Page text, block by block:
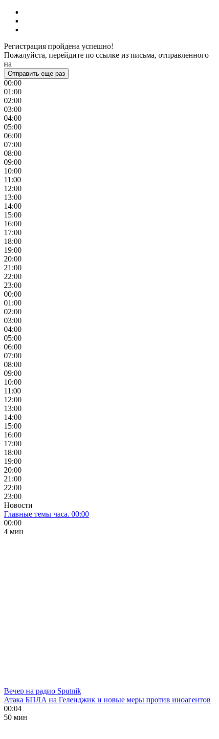
Регистрация пройдена успешно!
Пожалуйста, перейдите по ссылке из письма, отправленного
на
Отправить еще раз
00:00
01:00
02:00
03:00
04:00
05:00
06:00
07:00
08:00
09:00
10:00
11:00
12:00
13:00
14:00
15:00
16:00
17:00
18:00
19:00
20:00
21:00
22:00
23:00
00:00
01:00
02:00
03:00
04:00
05:00
06:00
07:00
08:00
09:00
10:00
11:00
12:00
13:00
14:00
15:00
16:00
17:00
18:00
19:00
20:00
21:00
22:00
23:00
Новости
Главные темы часа. 00:00
00:00
4 мин
Вечер на радио Sputnik
Атака БПЛА на Геленджик и новые меры против иноагентов
00:04
50 мин